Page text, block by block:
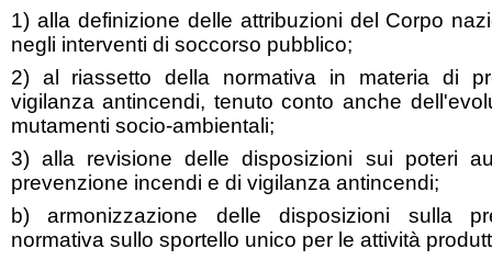
1) alla definizione delle attribuzioni del Corpo
negli interventi di soccorso pubblico;
2) al riassetto della normativa in materia di
vigilanza antincendi, tenuto conto anche
mutamenti socio-ambientali;
3) alla revisione delle disposizioni sui poteri
prevenzione incendi e di vigilanza antincendi;
b) armonizzazione delle disposizioni sulla
normativa sullo sportello unico per le attività